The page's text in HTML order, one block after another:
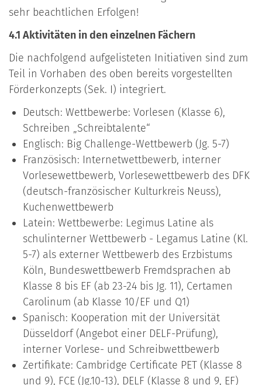
sehr beachtlichen Erfolgen!
4.1 Aktivitäten in den einzelnen Fächern
Die nachfolgend aufgelisteten Initiativen sind zum
Teil in Vorhaben des oben bereits vorgestellten
Förderkonzepts (Sek. I) integriert.
Deutsch: Wettbewerbe: Vorlesen (Klasse 6),
Schreiben „Schreibtalente“
Englisch: Big Challenge-Wettbewerb (Jg. 5-7)
Französisch: Internetwettbewerb, interner
Vorlesewettbewerb, Vorlesewettbewerb des DFK
(deutsch-französischer Kulturkreis Neuss),
Kuchenwettbewerb
Latein: Wettbewerbe: Legimus Latine als
schulinterner Wettbewerb - Legamus Latine (Kl.
5-7) als externer Wettbewerb des Erzbistums
Köln, Bundeswettbewerb Fremdsprachen ab
Klasse 8 bis EF (ab 23-24 bis Jg. 11), Certamen
Carolinum (ab Klasse 10/EF und Q1)
Spanisch: Kooperation mit der Universität
Düsseldorf (Angebot einer DELF-Prüfung),
interner Vorlese- und Schreibwettbewerb
Zertifikate: Cambridge Certificate PET (Klasse 8
und 9), FCE (Jg.10-13), DELF (Klasse 8 und 9, EF)